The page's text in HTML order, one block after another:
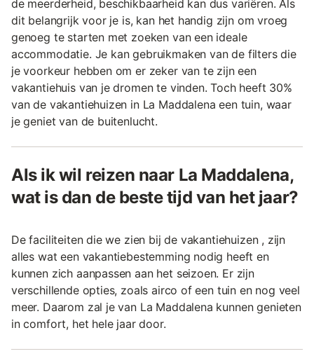
de meerderheid, beschikbaarheid kan dus variëren. Als
dit belangrijk voor je is, kan het handig zijn om vroeg
genoeg te starten met zoeken van een ideale
accommodatie. Je kan gebruikmaken van de filters die
je voorkeur hebben om er zeker van te zijn een
vakantiehuis van je dromen te vinden. Toch heeft 30%
van de vakantiehuizen in La Maddalena een tuin, waar
je geniet van de buitenlucht.
Als ik wil reizen naar La Maddalena,
wat is dan de beste tijd van het jaar?
De faciliteiten die we zien bij de vakantiehuizen , zijn
alles wat een vakantiebestemming nodig heeft en
kunnen zich aanpassen aan het seizoen. Er zijn
verschillende opties, zoals airco of een tuin en nog veel
meer. Daarom zal je van La Maddalena kunnen genieten
in comfort, het hele jaar door.